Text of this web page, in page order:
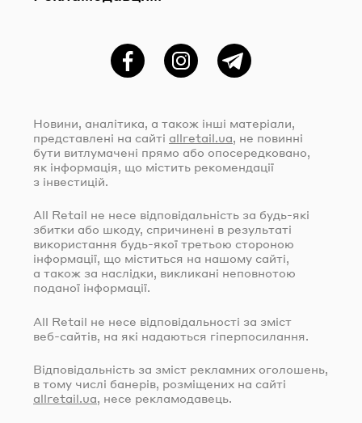
ФейсбукInstagramTelegram
Новини, аналітика, а також інші матеріали,
представлені на сайті allretail.ua, не повинні
бути витлумачені прямо або опосередковано,
як інформація, що містить рекомендації
з інвестицій.
All Retail не несе відповідальність за будь-які
збитки або шкоду, спричинені в результаті
використання будь-якої третьою стороною
інформації, що міститься на нашому сайті,
а також за наслідки, викликані неповнотою
поданої інформації.
All Retail не несе відповідальності за зміст
веб-сайтів, на які надаються гіперпосилання.
Відповідальність за зміст рекламних оголошень,
в тому числі банерів, розміщених на сайті
allretail.ua, несе рекламодавець.